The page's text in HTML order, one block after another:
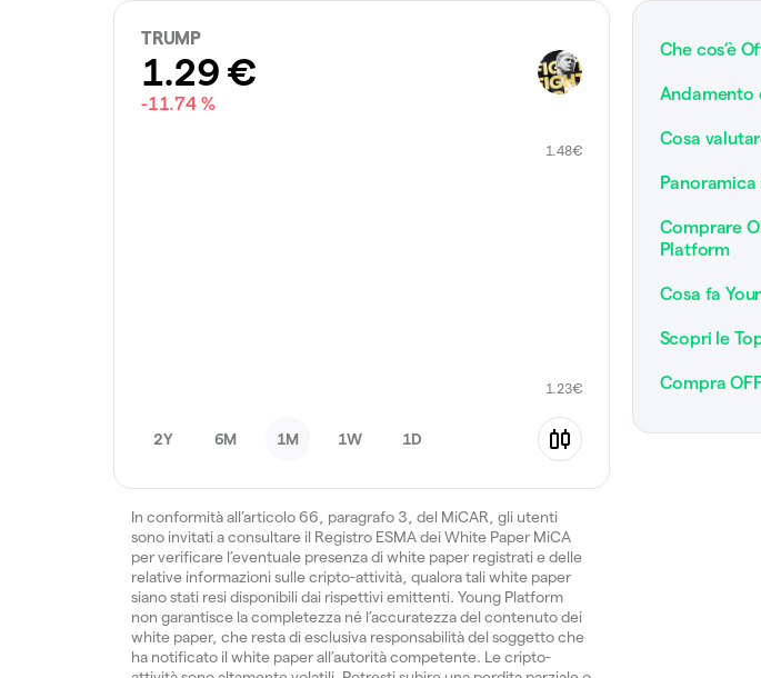
TRUMP
1.29 €
-11.74 %
1.48€
1.23€
2Y 6M 1M 1W 1D
In conformità all’articolo 66, paragrafo 3, del MiCAR, gli utenti
sono invitati a consultare il Registro ESMA dei White Paper MiCA
per verificare l’eventuale presenza di white paper registrati e delle
relative informazioni sulle cripto-attività, qualora tali white paper
siano stati resi disponibili dai rispettivi emittenti. Young Platform
non garantisce la completezza né l’accuratezza del contenuto dei
white paper, che resta di esclusiva responsabilità del soggetto che
ha notificato il white paper all’autorità competente. Le cripto-
Che cos’è
Andamento
Cosa
Panoramica
Comprare
Platform
Cosa fa
Scopri le
Compra